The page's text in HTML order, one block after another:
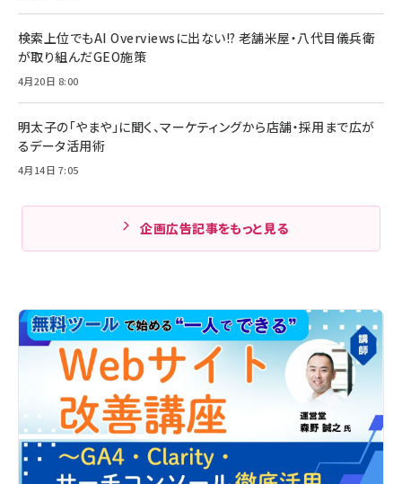
検索上位でもAI Overviewsに出ない!? 老舗米屋・八代目儀兵衛
が取り組んだGEO施策
4月20日 8:00
明太子の「やまや」に聞く、マーケティングから店舗・採用まで広が
るデータ活用術
4月14日 7:05
企画広告記事をもっと見る